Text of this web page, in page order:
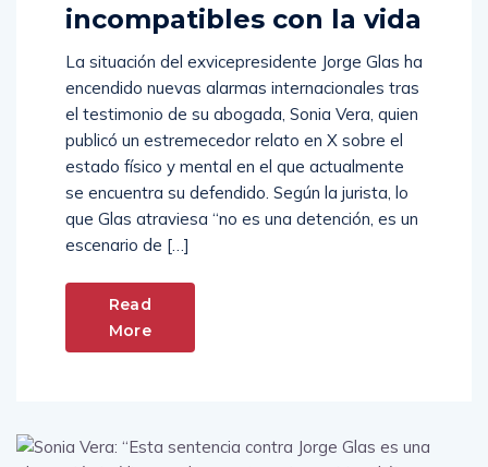
incompatibles con la vida
La situación del exvicepresidente Jorge Glas ha
encendido nuevas alarmas internacionales tras
el testimonio de su abogada, Sonia Vera, quien
publicó un estremecedor relato en X sobre el
estado físico y mental en el que actualmente
se encuentra su defendido. Según la jurista, lo
que Glas atraviesa “no es una detención, es un
escenario de […]
Read
More